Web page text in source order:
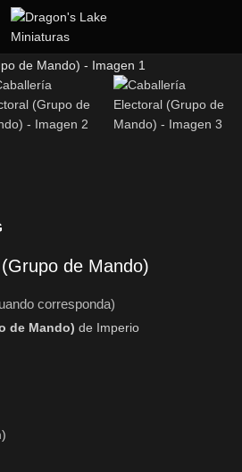
de Mando)
corresponda)
de Mando) de Imperio